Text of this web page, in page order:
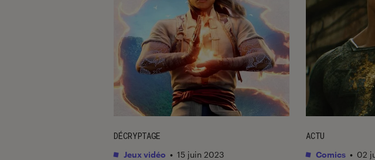
DÉCRYPTAGE
Jeux vidéo • 15 juin 2023
ACTU
Comics • 02